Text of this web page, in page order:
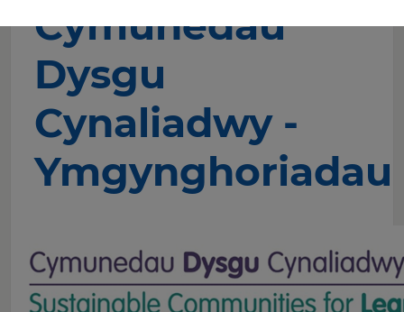
Cymunedau
Dysgu
Cynaliadwy -
Ymgynghoriadau